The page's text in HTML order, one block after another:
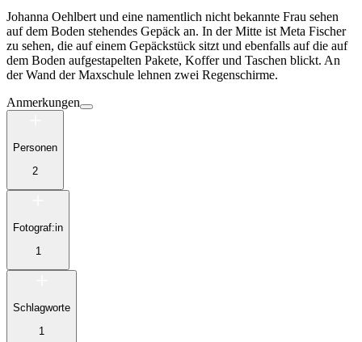
Johanna Oehlbert und eine namentlich nicht bekannte Frau sehen
auf dem Boden stehendes Gepäck an. In der Mitte ist Meta Fischer
zu sehen, die auf einem Gepäckstück sitzt und ebenfalls auf die auf
dem Boden aufgestapelten Pakete, Koffer und Taschen blickt. An
der Wand der Maxschule lehnen zwei Regenschirme.
Anmerkungen
Personen
2
Fotograf:in
1
Schlagworte
1